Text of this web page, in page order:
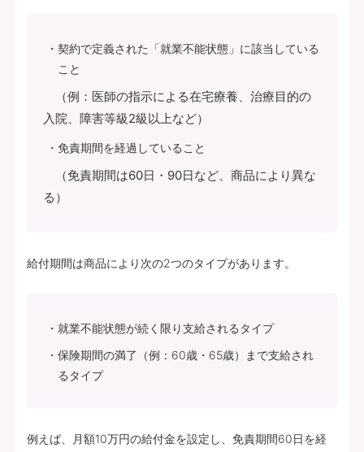
契約で定義された「就業不能状態」に該当している
こと
（例：医師の指示による在宅療養、治療目的の
入院、障害等級2級以上など）
免責期間を経過していること
（免責期間は60日・90日など、商品により異な
る）
給付期間は商品により次の2つのタイプがあります。
就業不能状態が続く限り支給されるタイプ
保険期間の満了（例：60歳・65歳）まで支給され
るタイプ
例えば、月額10万円の給付金を設定し、免責期間60日を経